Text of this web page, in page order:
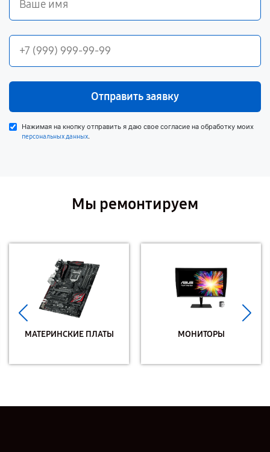
Отправить заявку
Нажимая на кнопку отправить я даю свое согласие на обработку моих
персональных данных.
Мы ремонтируем
МАТЕРИНСКИЕ ПЛАТЫ МОНИТОРЫ